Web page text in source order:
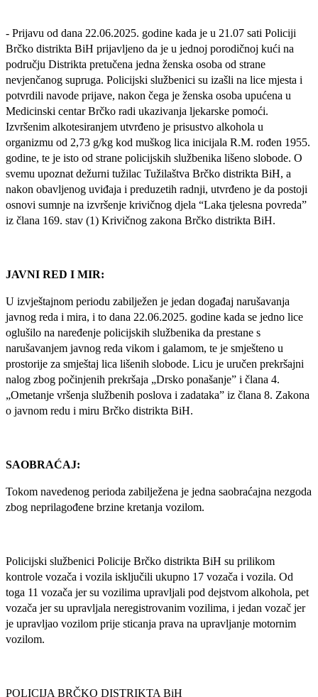
- Prijavu od dana 22.06.2025. godine kada je u 21.07 sati Policiji
Brčko distrikta BiH prijavljeno da je u jednoj porodičnoj kući na
području Distrikta pretučena jedna ženska osoba od strane
nevjenčanog supruga. Policijski službenici su izašli na lice mjesta i
potvrdili navode prijave, nakon čega je ženska osoba upućena u
Medicinski centar Brčko radi ukazivanja ljekarske pomoći.
Izvršenim alkotesiranjem utvrđeno je prisustvo alkohola u
organizmu od 2,73 g/kg kod muškog lica inicijala R.M. rođen 1955.
godine, te je isto od strane policijskih službenika lišeno slobode. O
svemu upoznat dežurni tužilac Tužilaštva Brčko distrikta BiH, a
nakon obavljenog uviđaja i preduzetih radnji, utvrđeno je da postoji
osnovi sumnje na izvršenje krivičnog djela “Laka tjelesna povreda”
iz člana 169. stav (1) Krivičnog zakona Brčko distrikta BiH.
JAVNI RED I MIR:
U izvještajnom periodu zabilježen je jedan događaj narušavanja
javnog reda i mira, i to dana 22.06.2025. godine kada se jedno lice
oglušilo na naređenje policijskih službenika da prestane s
narušavanjem javnog reda vikom i galamom, te je smješteno u
prostorije za smještaj lica lišenih slobode. Licu je uručen prekršajni
nalog zbog počinjenih prekršaja „Drsko ponašanje” i člana 4.
„Ometanje vršenja službenih poslova i zadataka” iz člana 8. Zakona
o javnom redu i miru Brčko distrikta BiH.
SAOBRAĆAJ:
Tokom navedenog perioda zabilježena je jedna saobraćajna nezgoda
zbog neprilagođene brzine kretanja vozilom.
Policijski službenici Policije Brčko distrikta BiH su prilikom
kontrole vozača i vozila isključili ukupno 17 vozača i vozila. Od
toga 11 vozača jer su vozilima upravljali pod dejstvom alkohola, pet
vozača jer su upravljala neregistrovanim vozilima, i jedan vozač jer
je upravljao vozilom prije sticanja prava na upravljanje motornim
vozilom.
POLICIJA BRČKO DISTRIKTA BiH